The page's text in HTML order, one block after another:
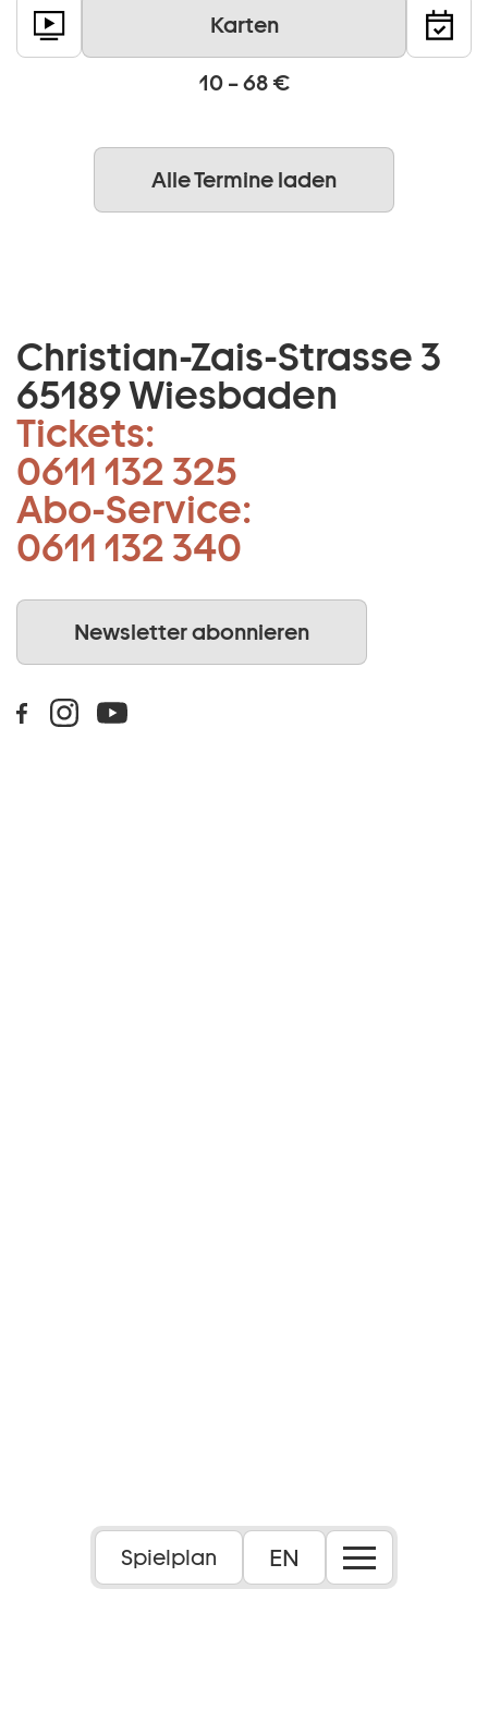
Spielplan EN
Karten
10 – 68 €
Alle Termine laden
Christian-Zais-Strasse 3
65189 Wiesbaden
Tickets:
0611 132 325
Abo-Service:
0611 132 340
Newsletter abonnieren